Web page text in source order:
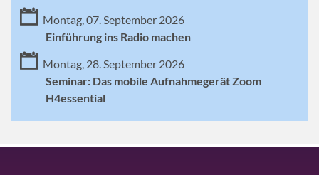
Montag, 07. September 2026
Einführung ins Radio machen
Montag, 28. September 2026
Seminar: Das mobile Aufnahmegerät Zoom
H4essential